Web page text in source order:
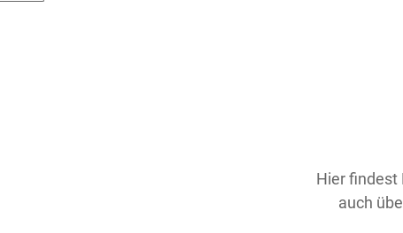
Hier findest
auch